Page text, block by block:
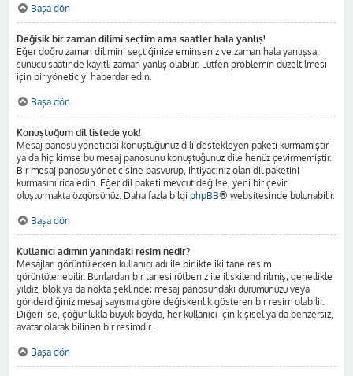
Başa dön
Değişik bir zaman dilimi seçtim ama saatler hala yanlış!
Eğer doğru zaman dilimini seçtiğinize eminseniz ve zaman hala yanlışsa,
sunucu saatinde kayıtlı zaman yanlış olabilir. Lütfen problemin düzeltilmesi
için bir yöneticiyi haberdar edin.
Başa dön
Konuştuğum dil listede yok!
Mesaj panosu yöneticisi konuştuğunuz dili destekleyen paketi kurmamıştır,
ya da hiç kimse bu mesaj panosunu konuştuğunuz dile henüz çevirmemiştir.
Bir mesaj panosu yöneticisine başvurup, ihtiyacınız olan dil paketini
kurmasını rica edin. Eğer dil paketi mevcut değilse, yeni bir çeviri
oluşturmakta özgürsünüz. Daha fazla bilgi phpBB® websitesinde bulunabilir.
Başa dön
Kullanıcı adımın yanındaki resim nedir?
Mesajları görüntülerken kullanıcı adı ile birlikte iki tane resim
görüntülenebilir. Bunlardan bir tanesi rütbeniz ile ilişkilendirilmiş; genellikle
yıldız, blok ya da nokta şeklinde; mesaj panosundaki durumunuzu veya
gönderdiğiniz mesaj sayısına göre değişkenlik gösteren bir resim olabilir.
Diğeri ise, çoğunlukla büyük boyda, her kullanıcı için kişisel ya da benzersiz,
avatar olarak bilinen bir resimdir.
Başa dön